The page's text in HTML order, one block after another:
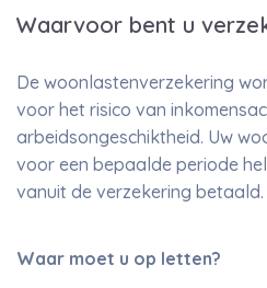
Waarvoor bent u
De woonlastenverzekering
voor het risico van
arbeidsongeschiktheid. Uw
voor een bepaalde periode
vanuit de verzekering betaald.
Waar moet u op letten?